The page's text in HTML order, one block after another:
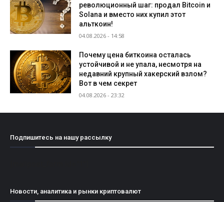
революционный шаг: продал Bitcoin и
Solana и вместо них купил этот
альткоин!
04.08.2026 - 14:58
Почему цена биткоина осталась
устойчивой и не упала, несмотря на
недавний крупный хакерский взлом?
Вот в чем секрет
04.08.2026 - 23:32
Подпишитесь на нашу рассылку
Новости, аналитика и рынки криптовалют